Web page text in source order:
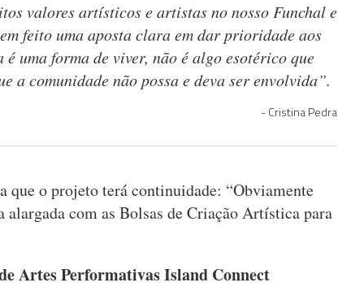
valores artísticos e artistas no nosso Funchal e
feito uma aposta clara em dar prioridade aos
uma forma de viver, não é algo esotérico que
a comunidade não possa e deva ser envolvida”.
Cristina Pedra
que o projeto terá continuidade: “Obviamente
alargada com as Bolsas de Criação Artística para
Artes Performativas Island Connect